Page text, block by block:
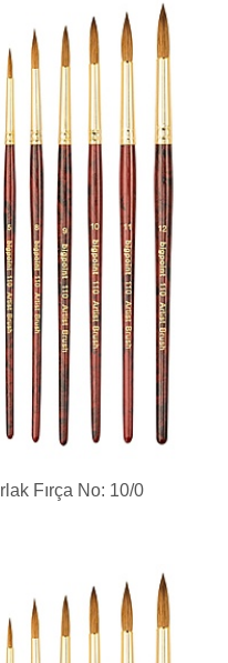
Fırça No: 10/0